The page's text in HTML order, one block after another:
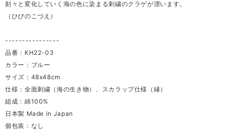
刻々と変化していく海の色に染まる刺繍のクラゲが漂います。
（ひびのこづえ）
----------------
品番：KH22-03
カラー：ブルー
サイズ：48x48cm
仕様：全面刺繍（海の生き物）、スカラップ仕様（縁）
組成：綿100%
日本製 Made in Japan
個包装：なし